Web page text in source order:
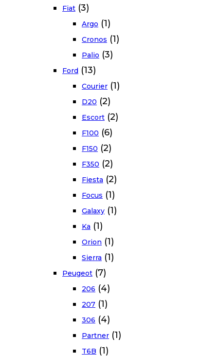
Fiat (3)
Argo (1)
Cronos (1)
Palio (3)
Ford (13)
Courier (1)
D20 (2)
Escort (2)
F100 (6)
F150 (2)
F350 (2)
Fiesta (2)
Focus (1)
Galaxy (1)
Ka (1)
Orion (1)
Sierra (1)
Peugeot (7)
206 (4)
207 (1)
306 (4)
Partner (1)
T6B (1)